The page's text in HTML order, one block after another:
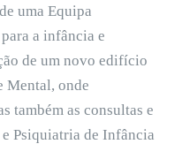
uma Equipa
a infância e
de um novo edifício
Mental, onde
também as consultas e
Psiquiatria de Infância